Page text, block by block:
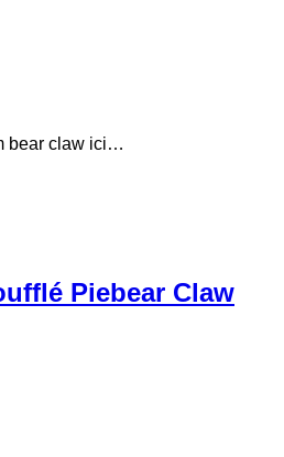
bear claw ici…
Piebear Claw